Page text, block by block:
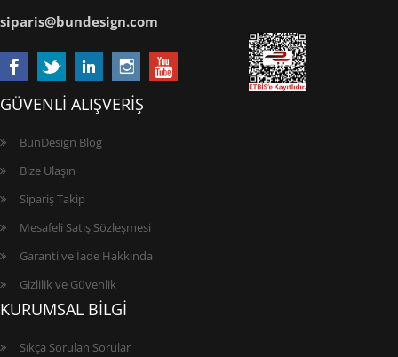
siparis@bundesign.com
GÜVENLİ ALIŞVERİŞ
BunDesign Blog
Bize Ulaşın
Sipariş Takip
Mesafeli Satış Sözleşmesi
Garanti ve İade Hakkında
Gizlilik ve Güvenlik
KURUMSAL BİLGİ
Sıkça Sorulan Sorular